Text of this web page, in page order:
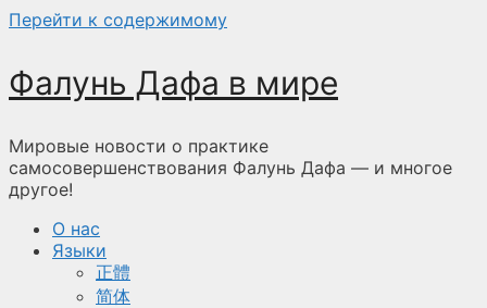
Перейти к содержимому
Фалунь Дафа в мире
Мировые новости о практике
самосовершенствования Фалунь Дафа — и многое
другое!
О нас
Языки
正體
简体